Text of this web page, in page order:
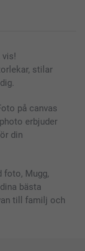
vis!
stilar
på canvas
erbjuder
din
foto, Mugg,
bästa
till familj och